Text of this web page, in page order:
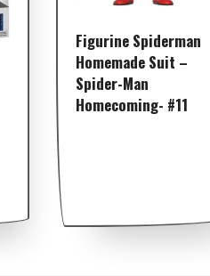
Figurine Spiderman
Homemade Suit –
Spider-Man
Homecoming- #11